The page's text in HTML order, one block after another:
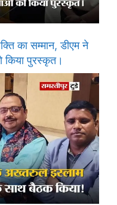
का सम्मान, डीएम ने
किया पुरस्कृत।